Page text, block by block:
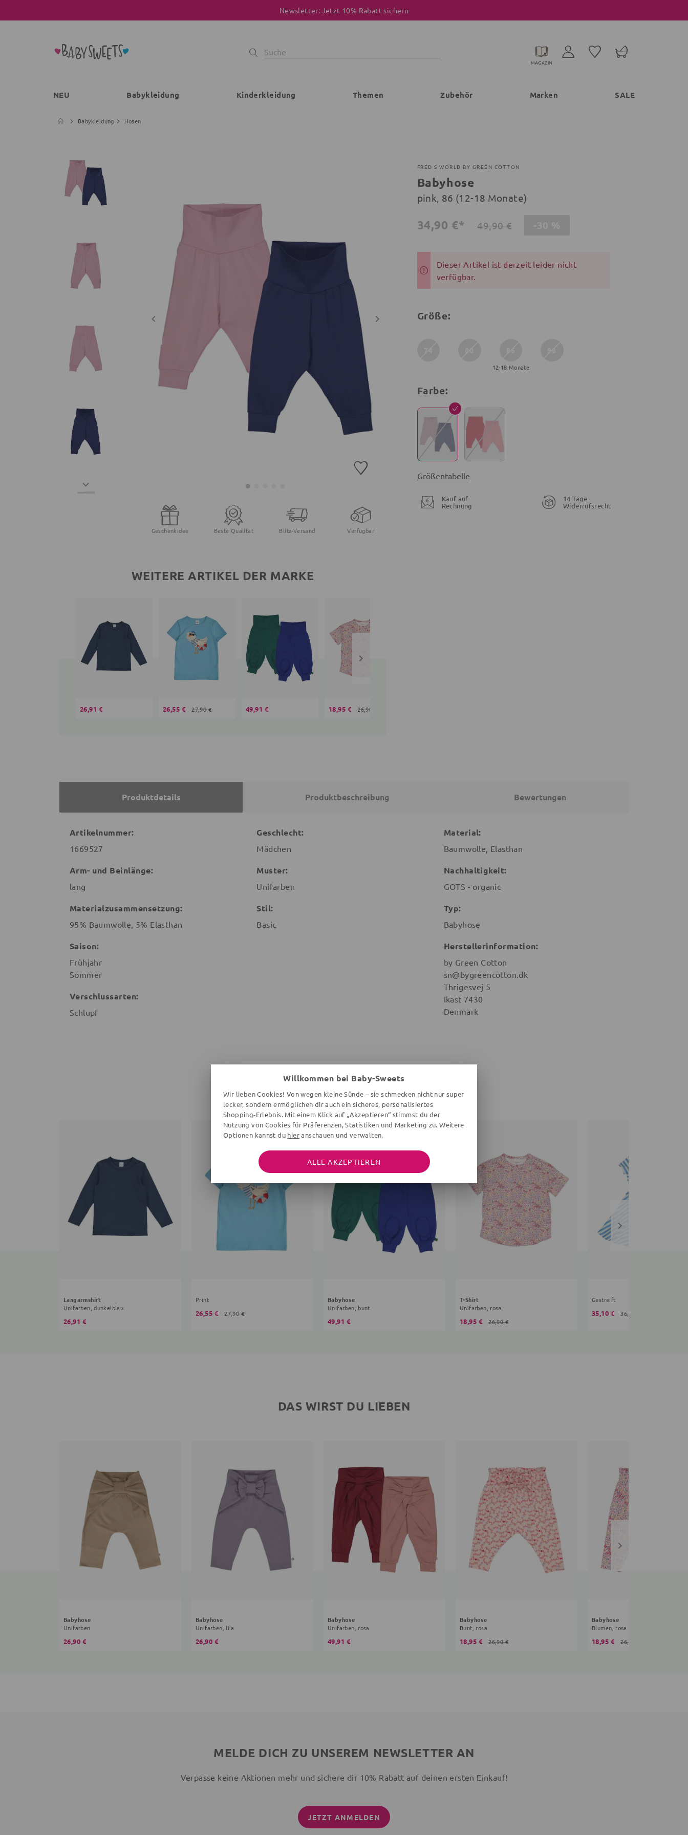
Newsletter: Jetzt 10% Rabatt sichern
MAGAZIN
NEU Babykleidung Kinderkleidung Themen Zubehör Marken SALE
Babykleidung Hosen
Geschenkidee Beste Qualität Blitz-Versand Verfügbar
WEITERE ARTIKEL DER MARKE
26,91 € 26,55 € 27,90 € 49,91 € 18,95 € 26,90 €
FRED S WORLD BY GREEN COTTON
Babyhose
pink, 86 (12-18 Monate)
34,90 €* 49,90 €
Dieser Artikel ist derzeit leider nicht
verfügbar.
Größe:
12-18 Monate
Farbe:
Größentabelle
Kauf auf
Rechnung
14 Tage
Widerrufsrecht
Produktdetails Produktbeschreibung Bewertungen
Artikelnummer:
1669527
Arm- und Beinlänge:
lang
Materialzusammensetzung:
95% Baumwolle, 5% Elasthan
Saison:
Frühjahr
Sommer
Verschlussarten:
Schlupf
Geschlecht:
Mädchen
Muster:
Unifarben
Stil:
Basic
Material:
Baumwolle, Elasthan
Nachhaltigkeit:
GOTS - organic
Typ:
Babyhose
Herstellerinformation:
by Green Cotton
sn@bygreencotton.dk
Thrigesvej 5
Ikast 7430
Denmark
WEITERE ARTIKEL DER MARKE
Langarmshirt
Unifarben, dunkelblau
26,91 €
Print
26,55 € 27,90 €
Babyhose
Unifarben, bunt
49,91 €
T-Shirt
Unifarben, rosa
18,95 € 26,90 €
Gestreift
35,10 € 36,90 €
DAS WIRST DU LIEBEN
Babyhose
Unifarben
26,90 €
Babyhose
Unifarben, lila
26,90 €
Babyhose
Unifarben, rosa
49,91 €
Babyhose
Bunt, rosa
18,95 € 26,90 €
Babyhose
Blumen, rosa
18,95 € 26,90 €
MELDE DICH ZU UNSEREM NEWSLETTER AN
Verpasse keine Aktionen mehr und sichere dir 10% Rabatt auf deinen ersten Einkauf!
JETZT ANMELDEN
Willkommen bei Baby-Sweets
Wir lieben Cookies! Von wegen kleine Sünde – sie schmecken nicht nur super
lecker, sondern ermöglichen dir auch ein sicheres, personalisiertes
Shopping-Erlebnis. Mit einem Klick auf „Akzeptieren“ stimmst du der
Nutzung von Cookies für Präferenzen, Statistiken und Marketing zu. Weitere
Optionen kannst du hieranschauen und verwalten.
ALLE AKZEPTIEREN